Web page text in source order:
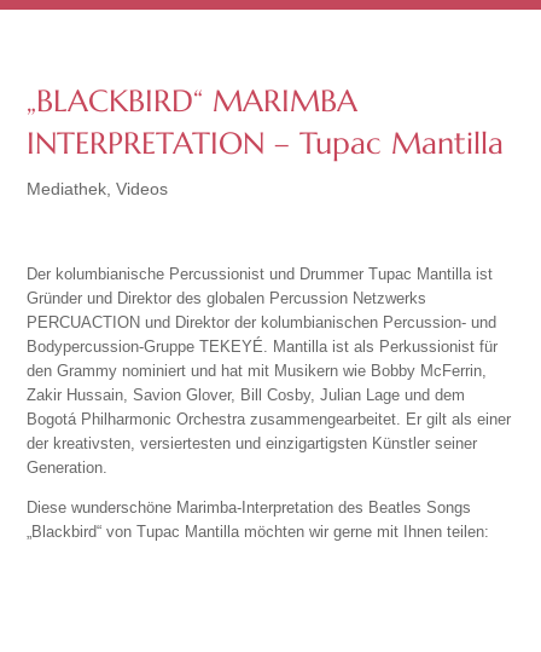
„BLACKBIRD“ MARIMBA
INTERPRETATION – Tupac Mantilla
Mediathek ,Videos
Der kolumbianische Percussionist und Drummer Tupac Mantilla ist
Gründer und Direktor des globalen Percussion Netzwerks
PERCUACTION und Direktor der kolumbianischen Percussion- und
Bodypercussion-Gruppe TEKEYÉ. Mantilla ist als Perkussionist für
den Grammy nominiert und hat mit Musikern wie Bobby McFerrin,
Zakir Hussain, Savion Glover, Bill Cosby, Julian Lage und dem
Bogotá Philharmonic Orchestra zusammengearbeitet. Er gilt als einer
der kreativsten, versiertesten und einzigartigsten Künstler seiner
Generation.
Diese wunderschöne Marimba-Interpretation des Beatles Songs
„Blackbird“ von Tupac Mantilla möchten wir gerne mit Ihnen teilen: